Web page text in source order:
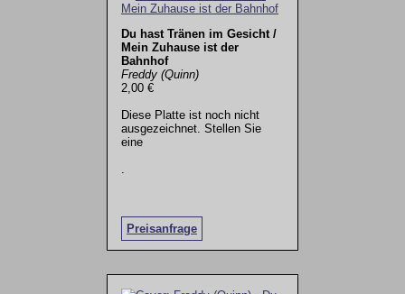
Du hast Tränen im Gesicht /
Mein Zuhause ist der
Bahnhof
Freddy (Quinn)
2,00 €
Diese Platte ist noch nicht
ausgezeichnet. Stellen Sie
eine
Preisanfrage